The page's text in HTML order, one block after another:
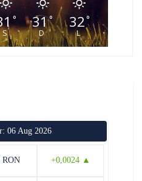
°
S
31°
D
32°
L
06 Aug 2026
RON +0,0024 ▲